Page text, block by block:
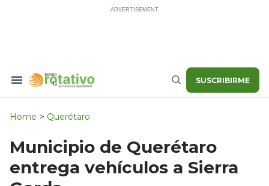
Search
Navigation
Buscar SUSCRIBIRME
Home > Querétaro
Municipio de Querétaro
entrega vehículos a Sierra